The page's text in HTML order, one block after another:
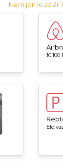
Nem jön ki az ár.